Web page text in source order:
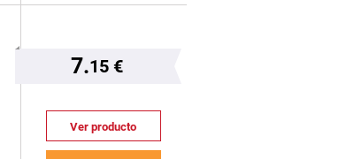
7.15 €
Ver producto